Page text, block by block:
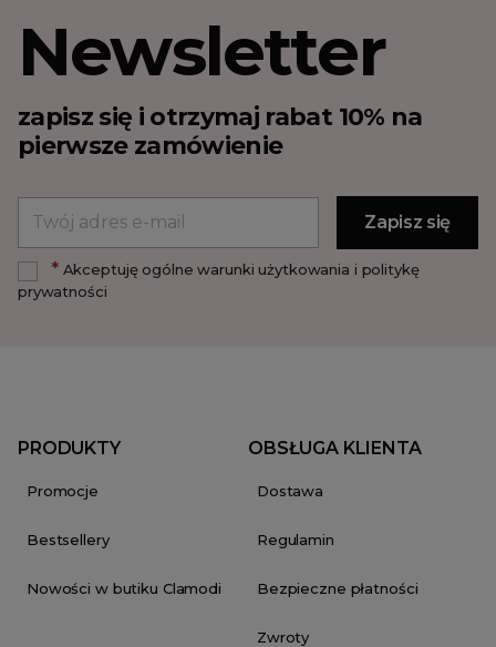
Newsletter
zapisz się i otrzymaj rabat 10% na
pierwsze zamówienie
*Akceptuję ogólne warunki użytkowania i politykę
prywatności
PRODUKTY
Promocje
Bestsellery
Nowości w butiku Clamodi
OBSŁUGA KLIENTA
Dostawa
Regulamin
Bezpieczne płatności
Zwroty